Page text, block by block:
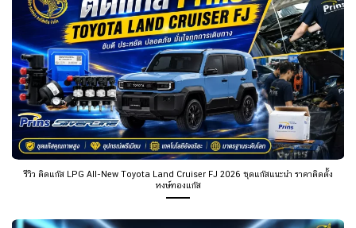
รีวิว ติดแก๊ส LPG All-New Toyota Land Cruiser FJ 2026 ชุดแก๊สแนะนำ ราคาติดตั้ง
หงษ์ทองแก๊ส